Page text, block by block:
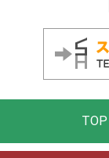
TOP